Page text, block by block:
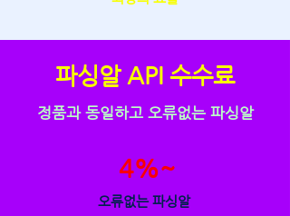
​파싱알 API 수수료
정품과 동일하고 오류없는 파싱알
4%~
오류없는 파싱알